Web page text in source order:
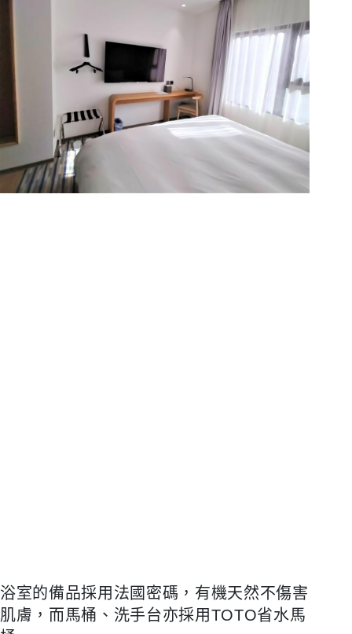
浴室的備品採用法國密碼，有機天然不傷害
肌膚，而馬桶、洗手台亦採用TOTO省水馬